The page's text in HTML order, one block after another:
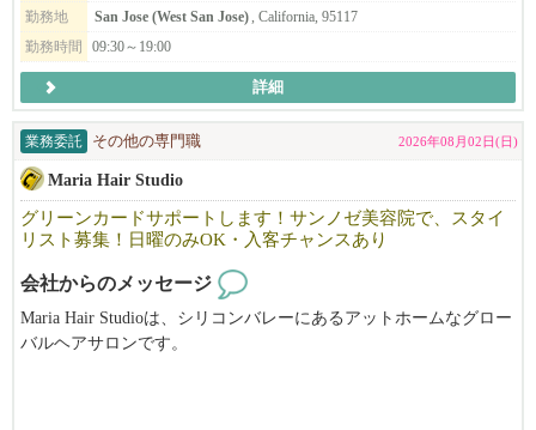
instruction with empathy and care.
勤務地
San Jose (West San Jose), California, 95117
勤務時間
09:30～19:00
詳細
業務委託 その他の専門職 2026年08月02日(日)
Maria Hair Studio
グリーンカードサポートします！サンノゼ美容院で、スタイ
リスト募集！日曜のみOK・入客チャンスあり
会社からのメッセージ
Maria Hair Studioは、シリコンバレーにあるアットホームなグロー
バルヘアサロンです。